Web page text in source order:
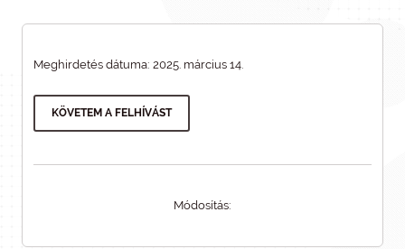
Meghirdetés dátuma: 2025. március 14.
KÖVETEM A FELHÍVÁST
Módosítás: